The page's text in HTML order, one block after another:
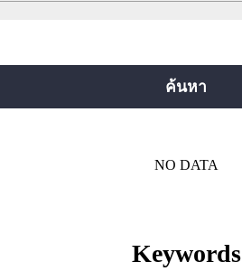
สายอิมาซาโตะซุจิ สายนิวแทรม
ค้นหา
NO DATA
Keywords